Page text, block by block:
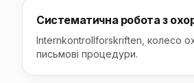
Систематична робота з
Internkontrollforskriften, колесо
письмові процедури.